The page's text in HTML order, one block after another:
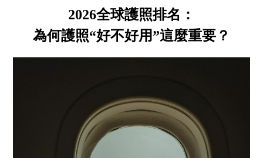
2026全球護照排名：
為何護照“好不好用”這麼重要？